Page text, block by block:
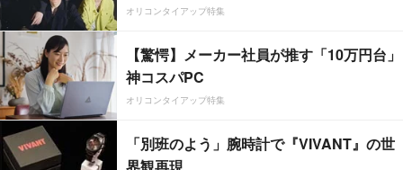
オリコンタイアップ特集
【驚愕】メーカー社員が推す「10万円台」
神コスパPC
オリコンタイアップ特集
「別班のよう」腕時計で『VIVANT』の世